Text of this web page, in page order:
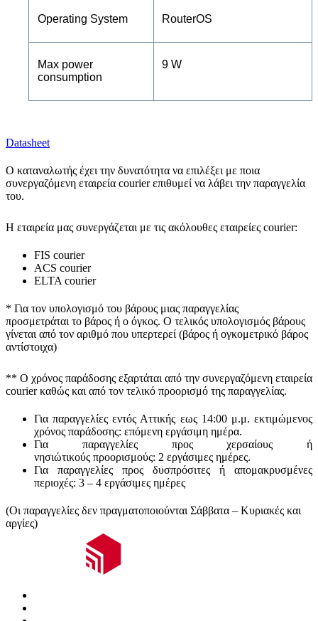
Operating System RouterOS
Max power
consumption
9 W
Datasheet
Ο καταναλωτής έχει την δυνατότητα να επιλέξει με ποια
συνεργαζόμενη εταιρεία courier επιθυμεί να λάβει την παραγγελία
του.
Η εταιρεία μας συνεργάζεται με τις ακόλουθες εταιρείες courier:
FIS courier
ACS courier
ELTA courier
* Για τον υπολογισμό του βάρους μιας παραγγελίας
προσμετράται το βάρος ή ο όγκος. Ο τελικός υπολογισμός βάρους
γίνεται από τον αριθμό που υπερτερεί (βάρος ή ογκομετρικό βάρος
αντίστοιχα)
** Ο χρόνος παράδοσης εξαρτάται από την συνεργαζόμενη εταιρεία
courier καθώς και από τον τελικό προορισμό της παραγγελίας.
Για παραγγελίες εντός Αττικής εως 14:00 μ.μ. εκτιμώμενος
χρόνος παράδοσης: επόμενη εργάσιμη ημέρα.
Για παραγγελίες προς χερσαίους ή
νησιώτικούς προορισμούς: 2 εργάσιμες ημέρες.
Για παραγγελίες προς δυσπρόσιτες ή απομακρυσμένες
περιοχές: 3 – 4 εργάσιμες ημέρες
(Οι παραγγελίες δεν πραγματοποιούνται Σάββατα – Κυριακές και
αργίες)